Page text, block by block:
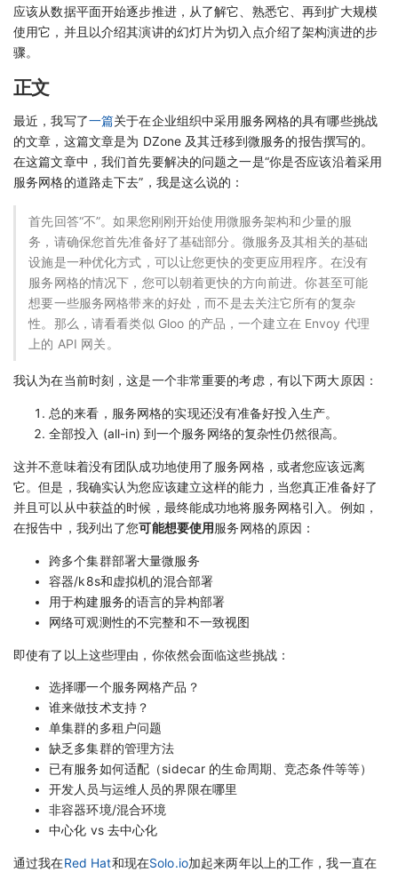
应该从数据平面开始逐步推进，从了解它、熟悉它、再到扩大规模
使用它，并且以介绍其演讲的幻灯片为切入点介绍了架构演进的步
骤。
正文
最近，我写了一篇关于在企业组织中采用服务网格的具有哪些挑战
的文章，这篇文章是为 DZone 及其迁移到微服务的报告撰写的。
在这篇文章中，我们首先要解决的问题之一是“你是否应该沿着采用
服务网格的道路走下去”，我是这么说的：
首先回答“不”。如果您刚刚开始使用微服务架构和少量的服
务，请确保您首先准备好了基础部分。微服务及其相关的基础
设施是一种优化方式，可以让您更快的变更应用程序。在没有
服务网格的情况下，您可以朝着更快的方向前进。你甚至可能
想要一些服务网格带来的好处，而不是去关注它所有的复杂
性。那么，请看看类似 Gloo 的产品，一个建立在 Envoy 代理
上的 API 网关。
我认为在当前时刻，这是一个非常重要的考虑，有以下两大原因：
总的来看，服务网格的实现还没有准备好投入生产。
全部投入 (all-in) 到一个服务网络的复杂性仍然很高。
这并不意味着没有团队成功地使用了服务网格，或者您应该远离
它。但是，我确实认为您应该建立这样的能力，当您真正准备好了
并且可以从中获益的时候，最终能成功地将服务网格引入。例如，
在报告中，我列出了您可能想要使用服务网格的原因：
跨多个集群部署大量微服务
容器/k8s和虚拟机的混合部署
用于构建服务的语言的异构部署
网络可观测性的不完整和不一致视图
即使有了以上这些理由，你依然会面临这些挑战：
选择哪一个服务网格产品？
谁来做技术支持？
单集群的多租户问题
缺乏多集群的管理方法
已有服务如何适配（sidecar 的生命周期、竞态条件等等）
开发人员与运维人员的界限在哪里
非容器环境/混合环境
中心化 vs 去中心化
通过我在Red Hat和现在Solo.io加起来两年以上的工作，我一直在